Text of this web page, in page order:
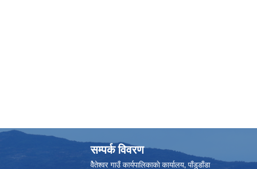
सम्पर्क विवरण
वैेतेश्वर गाउँ कार्यपालिकाकाे कार्यालय, पाँडुडाँडा